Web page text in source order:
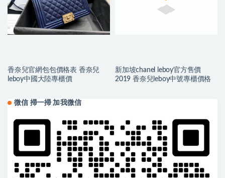
香奈兒官網包包價格表 香奈兒
leboy中國大陸專櫃價
新加坡chanel leboy官方售價
2019 香奈兒leboy中號專櫃價格
微信 掃一掃 加我微信